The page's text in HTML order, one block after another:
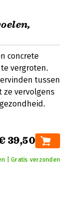
concrete
vergroten.
tussen
ze vervolgens
39,50
| Gratis verzonden